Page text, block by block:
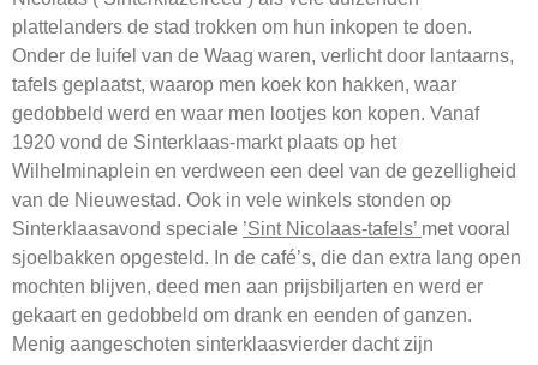
plattelanders de stad trokken om hun inkopen te doen.
Onder de luifel van de Waag waren, verlicht door lantaarns,
tafels geplaatst, waarop men koek kon hakken, waar
gedobbeld werd en waar men lootjes kon kopen. Vanaf
1920 vond de Sinterklaas-markt plaats op het
Wilhelminaplein en verdween een deel van de gezelligheid
van de Nieuwestad. Ook in vele winkels stonden op
Sinterklaasavond speciale ’Sint Nicolaas-tafels’ met vooral
sjoelbakken opgesteld. In de café’s, die dan extra lang open
mochten blijven, deed men aan prijsbiljarten en werd er
gekaart en gedobbeld om drank en eenden of ganzen.
Menig aangeschoten sinterklaasvierder dacht zijn